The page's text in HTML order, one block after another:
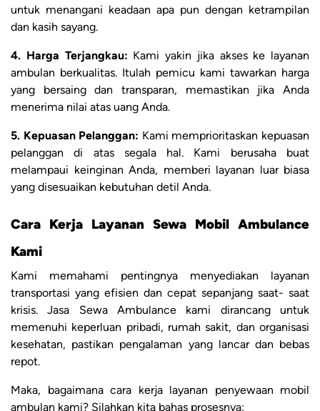
untuk menangani keadaan apa pun dengan ketrampilan
dan kasih sayang.
4. Harga Terjangkau: Kami yakin jika akses ke layanan
ambulan berkualitas. Itulah pemicu kami tawarkan harga
yang bersaing dan transparan, memastikan jika Anda
menerima nilai atas uang Anda.
5. Kepuasan Pelanggan: Kami memprioritaskan kepuasan
pelanggan di atas segala hal. Kami berusaha buat
melampaui keinginan Anda, memberi layanan luar biasa
yang disesuaikan kebutuhan detil Anda.
Cara Kerja Layanan Sewa Mobil Ambulance
Kami
Kami memahami pentingnya menyediakan layanan
transportasi yang efisien dan cepat sepanjang saat- saat
krisis. Jasa Sewa Ambulance kami dirancang untuk
memenuhi keperluan pribadi, rumah sakit, dan organisasi
kesehatan, pastikan pengalaman yang lancar dan bebas
repot.
Maka, bagaimana cara kerja layanan penyewaan mobil
ambulan kami? Silahkan kita bahas prosesnya: